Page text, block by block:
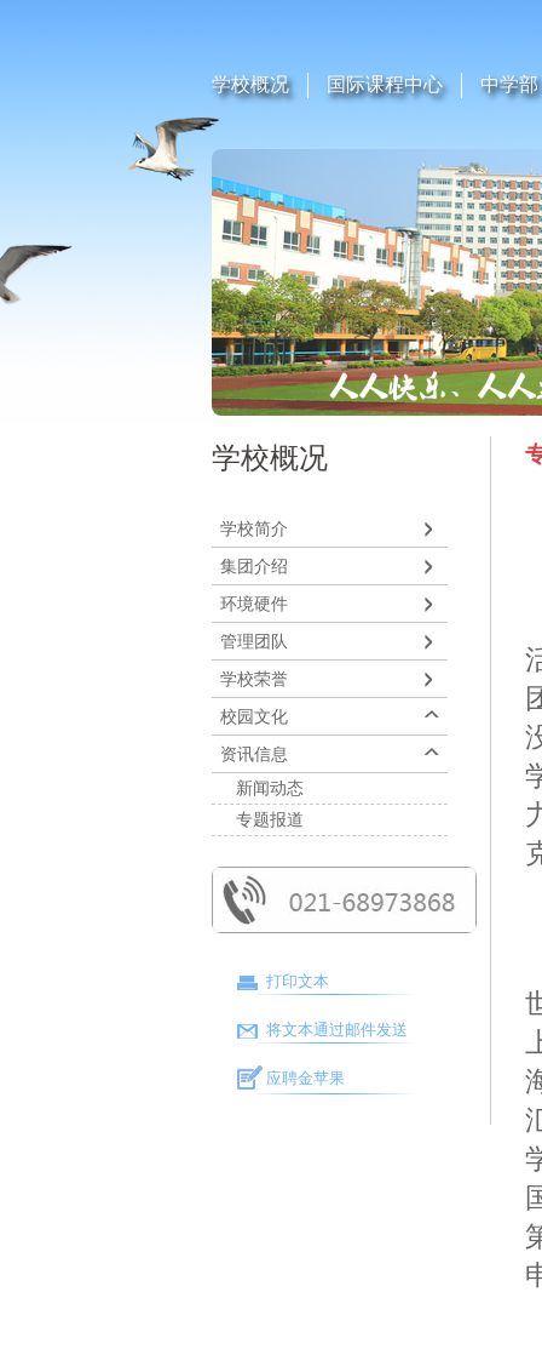
学校概况 国际课程中心 中学部
学校概况
学校简介
集团介绍
环境硬件
管理团队
学校荣誉
校园文化
资讯信息
新闻动态
专题报道
打印文本
将文本通过邮件发送
应聘金苹果